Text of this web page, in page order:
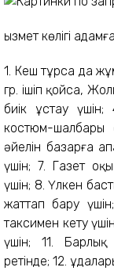
Қызмет көлігі
1. Кеш тұрса да
гр. ішіп қойса,
биік ұстау
костюм-шалбары
әйелін базарға
үшін; 7. Газет
үшін; 8. Үлкен
жаттап бару
таксимен кету
үшін; 11.
ретінде; 12.